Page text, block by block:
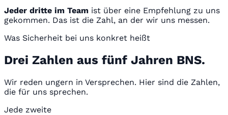
Jeder dritte im Team ist über eine Empfehlung zu uns
gekommen. Das ist die Zahl, an der wir uns messen.
Was Sicherheit bei uns konkret heißt
Drei Zahlen aus fünf Jahren BNS.
Wir reden ungern in Versprechen. Hier sind die Zahlen,
die für uns sprechen.
Jede zweite